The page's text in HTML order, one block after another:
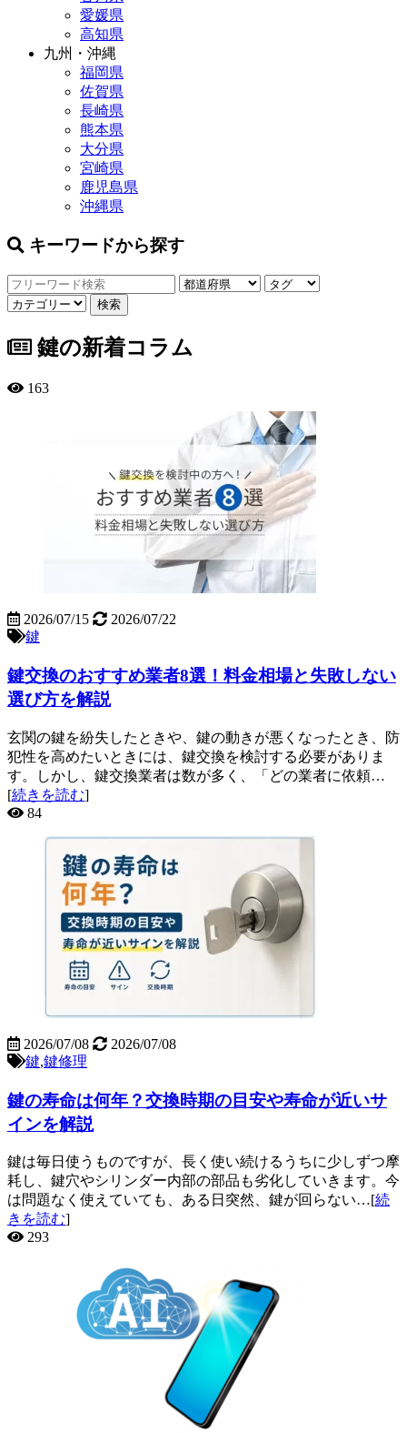
愛媛県
高知県
九州・沖縄
福岡県
佐賀県
長崎県
熊本県
大分県
宮崎県
鹿児島県
沖縄県
キーワードから探す
鍵の新着コラム
163
2026/07/15
2026/07/22
鍵
鍵交換のおすすめ業者8選！料金相場と失敗しない
選び方を解説
玄関の鍵を紛失したときや、鍵の動きが悪くなったとき、防
犯性を高めたいときには、鍵交換を検討する必要がありま
す。しかし、鍵交換業者は数が多く、「どの業者に依頼…
[続きを読む]
84
2026/07/08
2026/07/08
鍵,鍵修理
鍵の寿命は何年？交換時期の目安や寿命が近いサ
インを解説
鍵は毎日使うものですが、長く使い続けるうちに少しずつ摩
耗し、鍵穴やシリンダー内部の部品も劣化していきます。今
は問題なく使えていても、ある日突然、鍵が回らない…[続
きを読む]
293